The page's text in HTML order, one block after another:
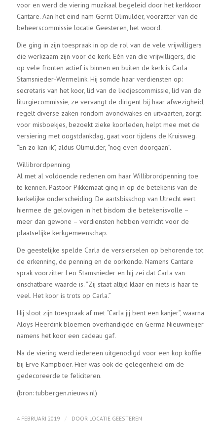
voor en werd de viering muzikaal begeleid door het kerkkoor
Cantare. Aan het eind nam Gerrit Olimulder, voorzitter van de
beheerscommissie locatie Geesteren, het woord.
Die ging in zijn toespraak in op de rol van de vele vrijwilligers
die werkzaam zijn voor de kerk. Eén van die vrijwilligers, die
op vele fronten actief is binnen en buiten de kerk is Carla
Stamsnieder-Wermelink. Hij somde haar verdiensten op:
secretaris van het koor, lid van de liedjescommissie, lid van de
liturgiecommissie, ze vervangt de dirigent bij haar afwezigheid,
regelt diverse zaken rondom avondwakes en uitvaarten, zorgt
voor misboekjes, bezoekt zieke koorleden, helpt mee met de
versiering met oogstdankdag, gaat voor tijdens de Kruisweg.
“En zo kan ik”, aldus Olimulder, “nog even doorgaan”.
Willibrordpenning
Al met al voldoende redenen om haar Willibrordpenning toe
te kennen. Pastoor Pikkemaat ging in op de betekenis van de
kerkelijke onderscheiding. De aartsbisschop van Utrecht eert
hiermee de gelovigen in het bisdom die betekenisvolle –
meer dan gewone – verdiensten hebben verricht voor de
plaatselijke kerkgemeenschap.
De geestelijke spelde Carla de versierselen op behorende tot
de erkenning, de penning en de oorkonde. Namens Cantare
sprak voorzitter Leo Stamsnieder en hij zei dat Carla van
onschatbare waarde is. “Zij staat altijd klaar en niets is haar te
veel. Het koor is trots op Carla.”
Hij sloot zijn toespraak af met “Carla jij bent een kanjer”, waarna
Aloys Heerdink bloemen overhandigde en Germa Nieuwmeijer
namens het koor een cadeau gaf.
Na de viering werd iedereen uitgenodigd voor een kop koffie
bij Erve Kampboer. Hier was ook de gelegenheid om de
gedecoreerde te feliciteren.
(bron: tubbergen.nieuws.nl)
4 FEBRUARI 2019 / DOOR LOCATIE GEESTEREN